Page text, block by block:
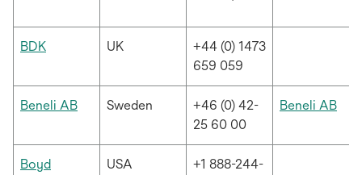
BDK새
에
서
림
UK
+44 (0) 1473
659 059
Beneli AB새
에
Sweden
+46 (0) 42-
25 60 00
Beneli AB새
에
Boyd새
USA
+1 888-244-